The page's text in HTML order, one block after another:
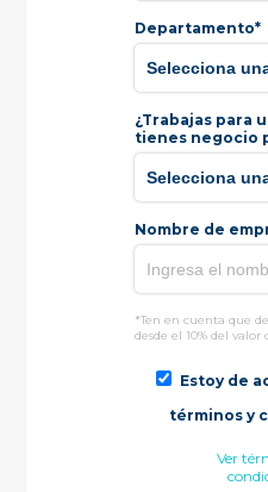
Departamento*
¿Trabajas para
tienes negocio
Nombre de
*Ten en cuenta que
desde el 10% del valor
Estoy de
términos y
Ver